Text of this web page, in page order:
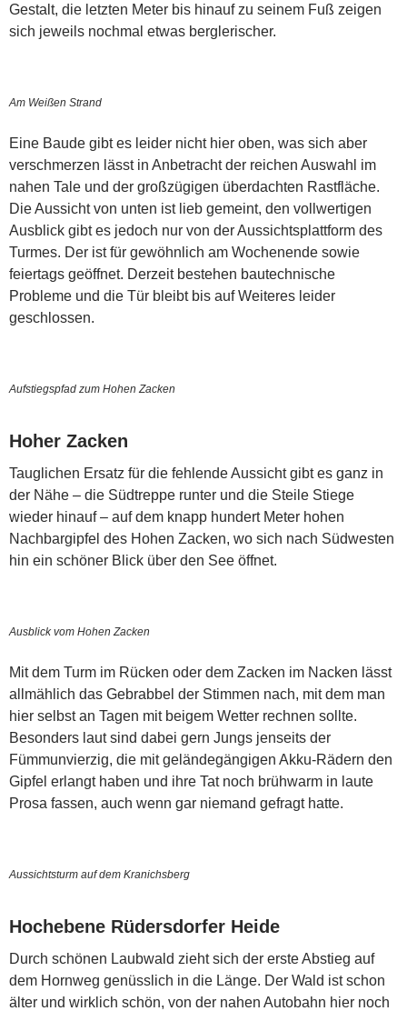
Gestalt, die letzten Meter bis hinauf zu seinem Fuß zeigen
sich jeweils nochmal etwas berglerischer.
Am Weißen Strand
Eine Baude gibt es leider nicht hier oben, was sich aber
verschmerzen lässt in Anbetracht der reichen Auswahl im
nahen Tale und der großzügigen überdachten Rastfläche.
Die Aussicht von unten ist lieb gemeint, den vollwertigen
Ausblick gibt es jedoch nur von der Aussichtsplattform des
Turmes. Der ist für gewöhnlich am Wochenende sowie
feiertags geöffnet. Derzeit bestehen bautechnische
Probleme und die Tür bleibt bis auf Weiteres leider
geschlossen.
Aufstiegspfad zum Hohen Zacken
Hoher Zacken
Tauglichen Ersatz für die fehlende Aussicht gibt es ganz in
der Nähe – die Südtreppe runter und die Steile Stiege
wieder hinauf – auf dem knapp hundert Meter hohen
Nachbargipfel des Hohen Zacken, wo sich nach Südwesten
hin ein schöner Blick über den See öffnet.
Ausblick vom Hohen Zacken
Mit dem Turm im Rücken oder dem Zacken im Nacken lässt
allmählich das Gebrabbel der Stimmen nach, mit dem man
hier selbst an Tagen mit beigem Wetter rechnen sollte.
Besonders laut sind dabei gern Jungs jenseits der
Fümmunvierzig, die mit geländegängigen Akku-Rädern den
Gipfel erlangt haben und ihre Tat noch brühwarm in laute
Prosa fassen, auch wenn gar niemand gefragt hatte.
Aussichtsturm auf dem Kranichsberg
Hochebene Rüdersdorfer Heide
Durch schönen Laubwald zieht sich der erste Abstieg auf
dem Hornweg genüsslich in die Länge. Der Wald ist schon
älter und wirklich schön, von der nahen Autobahn hier noch